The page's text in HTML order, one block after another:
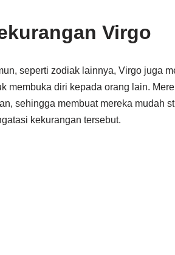
Virgo
seperti zodiak lainnya, Virgo juga
membuka diri kepada orang lain.
sehingga membuat mereka mudah
kekurangan tersebut.